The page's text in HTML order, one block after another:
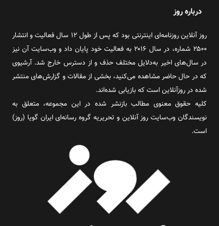
درباره روز
روز آنلاین روزنامه‌ای اینترنتی بود که پس از طول ۱۲ سال فعالیت و انتشار
۲۵۰۰ شماره، در سال ۲۰۱۶ به فعالیت خود پایان داد و وب‌سایت آن نیز
در سال‌های اخیر به‌دلایل مختلف حذف و از دسترس خارج شد. آرشیوی
که در حال حاضر مشاهده می‌کنید، بخشی از مقالات و گزارش‌های منتشر
شده در روزآنلاین است که بازیابی شده‌اند.
کلیه حقوق معنوی مطالب بازنشر شده در این مجموعه، متعلق به
نویسندگان وب‌سایت روز آنلاین و تحریریه گروه رسانه‌ای ایران گویا (روز)
است.